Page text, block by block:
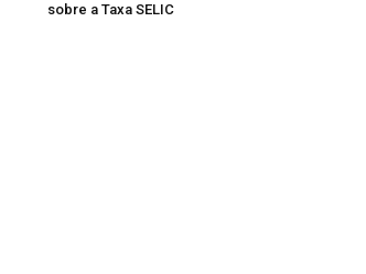
sobre a Taxa SELIC